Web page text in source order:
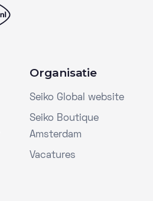
Organisatie
Seiko Global website
Seiko Boutique
Amsterdam
Vacatures